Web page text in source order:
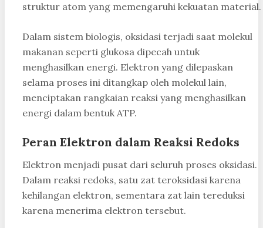
struktur atom yang memengaruhi kekuatan material.
Dalam sistem biologis, oksidasi terjadi saat molekul
makanan seperti glukosa dipecah untuk
menghasilkan energi. Elektron yang dilepaskan
selama proses ini ditangkap oleh molekul lain,
menciptakan rangkaian reaksi yang menghasilkan
energi dalam bentuk ATP.
Peran Elektron dalam Reaksi Redoks
Elektron menjadi pusat dari seluruh proses oksidasi.
Dalam reaksi redoks, satu zat teroksidasi karena
kehilangan elektron, sementara zat lain tereduksi
karena menerima elektron tersebut.